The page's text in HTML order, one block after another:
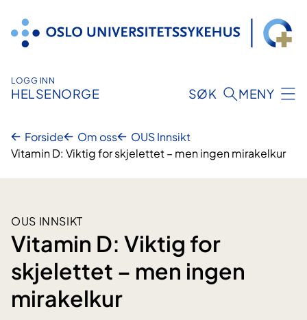
innhold
LOGG INN
HELSENORGE SØK MENY
Forside Om oss
OUS Innsikt
Vitamin D: Viktig for skjelettet – men ingen mirakelkur
OUS INNSIKT
Vitamin D: Viktig for
skjelettet – men ingen
mirakelkur